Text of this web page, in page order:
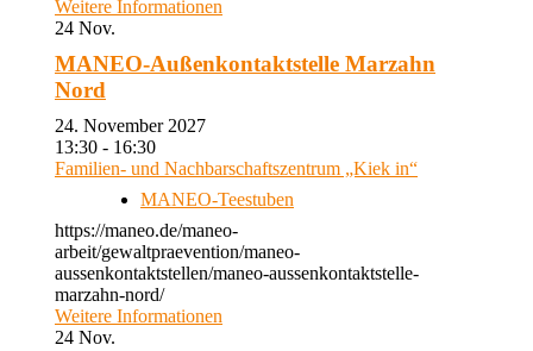
Weitere Informationen
24 Nov.
MANEO-Außenkontaktstelle Marzahn
Nord
24. November 2027
13:30 - 16:30
Familien- und Nachbarschaftszentrum „Kiek in“
MANEO-Teestuben
https://maneo.de/maneo-
arbeit/gewaltpraevention/maneo-
aussenkontaktstellen/maneo-aussenkontaktstelle-
marzahn-nord/
Weitere Informationen
24 Nov.